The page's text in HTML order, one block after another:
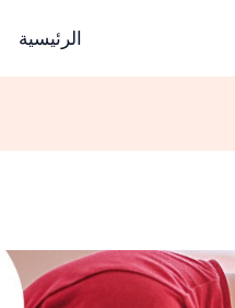
الرئيسية